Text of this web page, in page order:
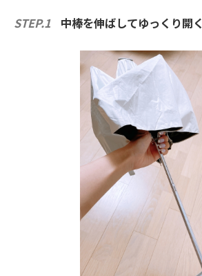
STEP.1 中棒を伸ばしてゆっくり開く